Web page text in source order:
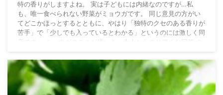
特の香りがしますよね。 実は子どもには内緒なのですが…私
も、唯一食べられない野菜がミョウガです。 同じ意見の方がい
てどこかほっとするとともに、やはり「独特のクセのある香りが
苦手」で「少しでも入っているとわかる」というのには激しく同
意です。 ミョウガのここが嫌い！ 大人からのリアルな回答 ク
りが苦手なのと、ちょっとえぐみのある ...